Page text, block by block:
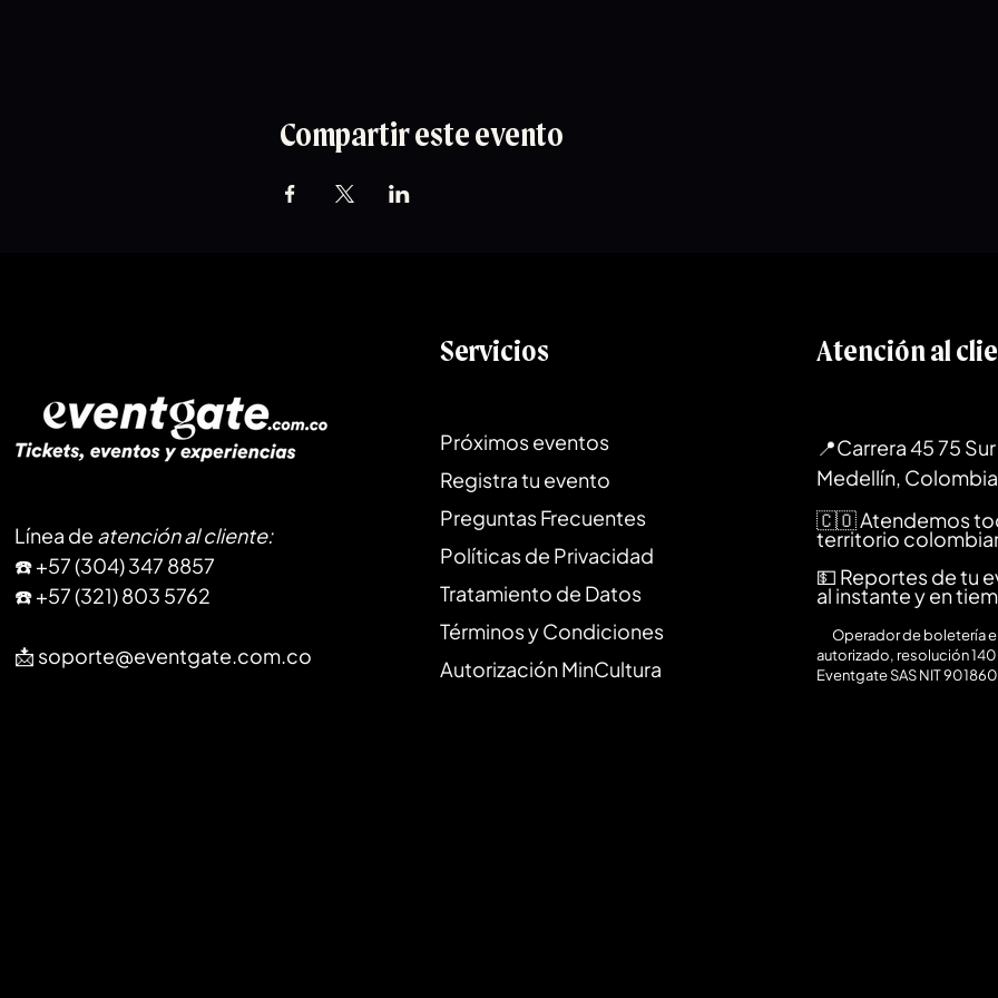
Compartir este evento
Línea de atención al cliente:
​☎️ +57 (304) 347 8857
☎️ +57 (321) 803 5762
📩 soporte@eventgate.com.co
Servicios
Próximos eventos
Registra tu evento
Preguntas Frecuentes
Políticas de Privacidad
Tratamiento de Datos
Términos y Condiciones
Autorización MinCultura
Atención al
📍Carrera 45 75 Sur
Medellín, Colombia
🇨🇴 Atendemos
territorio
💵 Reportes de tu
al instante y en
Operador de boletería
autorizado, resolución
Eventgate SAS NIT